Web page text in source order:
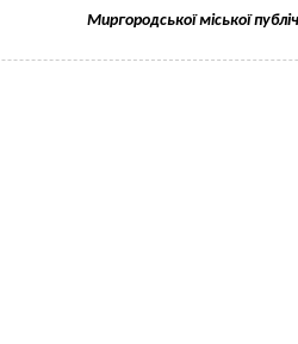
Миргородської міської